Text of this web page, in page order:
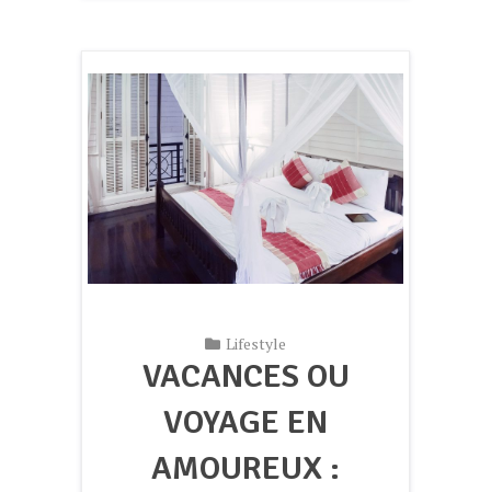
Lifestyle
VACANCES OU
VOYAGE EN
AMOUREUX :